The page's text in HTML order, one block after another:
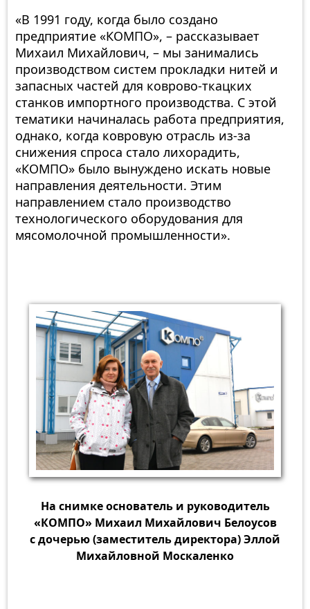
«В 1991 году, когда было создано
предприятие «КОМПО», – рассказывает
Михаил Михайлович, – мы занимались
производством систем прокладки нитей и
запасных частей для коврово-ткацких
станков импортного производства. С этой
тематики начиналась работа предприятия,
однако, когда ковровую отрасль из-за
снижения спроса стало лихорадить,
«КОМПО» было вынуждено искать новые
направления деятельности. Этим
направлением стало производство
технологического оборудования для
мясомолочной промышленности».
На снимке основатель и руководитель
«КОМПО» Михаил Михайлович Белоусов
с дочерью (заместитель директора) Эллой
Михайловной Москаленко